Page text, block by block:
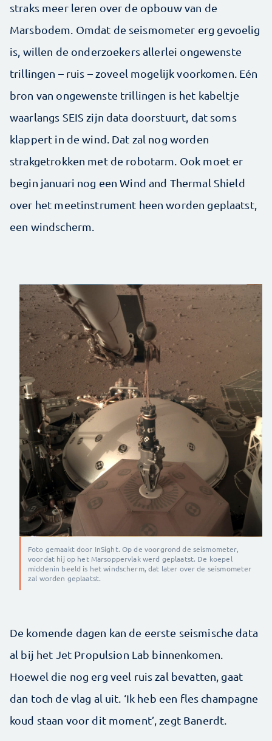
straks meer leren over de opbouw van de
Marsbodem. Omdat de seismometer erg gevoelig
is, willen de onderzoekers allerlei ongewenste
trillingen – ruis – zoveel mogelijk voorkomen. Eén
bron van ongewenste trillingen is het kabeltje
waarlangs SEIS zijn data doorstuurt, dat soms
klappert in de wind. Dat zal nog worden
strakgetrokken met de robotarm. Ook moet er
begin januari nog een Wind and Thermal Shield
over het meetinstrument heen worden geplaatst,
een windscherm.
Foto gemaakt door InSight. Op de voorgrond de seismometer,
voordat hij op het Marsoppervlak werd geplaatst. De koepel
middenin beeld is het windscherm, dat later over de seismometer
zal worden geplaatst.
De komende dagen kan de eerste seismische data
al bij het Jet Propulsion Lab binnenkomen.
Hoewel die nog erg veel ruis zal bevatten, gaat
dan toch de vlag al uit. ‘Ik heb een fles champagne
koud staan voor dit moment’, zegt Banerdt.